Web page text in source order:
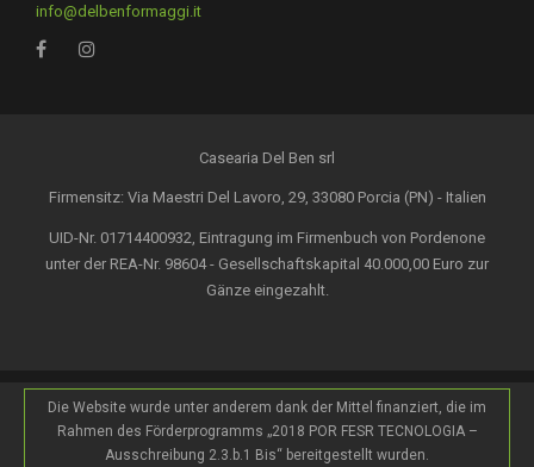
info@delbenformaggi.it
Casearia Del Ben srl
Firmensitz: Via Maestri Del Lavoro, 29, 33080 Porcia (PN) - Italien
UID-Nr. 01714400932, Eintragung im Firmenbuch von Pordenone
unter der REA-Nr. 98604 - Gesellschaftskapital 40.000,00 Euro zur
Gänze eingezahlt.
Die Website wurde unter anderem dank der Mittel finanziert, die im
Rahmen des Förderprogramms „2018 POR FESR TECNOLOGIA –
Ausschreibung 2.3.b.1 Bis“ bereitgestellt wurden.